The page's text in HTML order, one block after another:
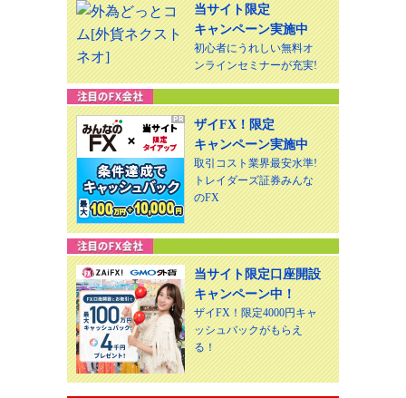
当サイト限定
キャンペーン実施中
初心者にうれしい無料オ
ンラインセミナーが充実!
ザイFX！限定
キャンペーン実施中
取引コスト業界最安水準!
トレイダーズ証券みんな
のFX
当サイト限定口座開設
キャンペーン中！
ザイFX！限定4000円キャ
ッシュバックがもらえ
る！